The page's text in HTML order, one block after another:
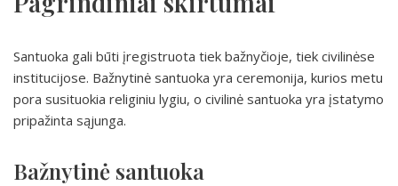
Santuoka gali būti įregistruota tiek bažnyčioje, tiek civilinėse
institucijose. Bažnytinė santuoka yra ceremonija, kurios metu
pora susituokia religiniu lygiu, o civilinė santuoka yra įstatymo
pripažinta sąjunga.
Bažnytinė santuoka